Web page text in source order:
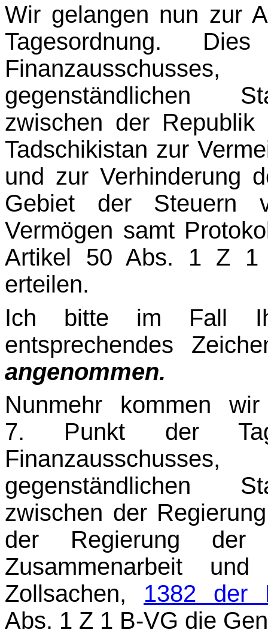
Wir gelangen nun zur
Tagesordnung.
gegenständlichen
zwischen der
Tadschikistan zur
und zur Verhinderung
Gebiet der Steuern
Vermögen samt
Artikel 50 Abs. 1 Z 1
erteilen.
Ich bitte im Fall
entsprechendes
angenommen.
Nunmehr kommen
7. Punkt der
gegenständlichen
zwischen der
der Regierung der
Zusammenarbeit
Zollsachen, 1382 der
Abs. 1 Z 1 B-VG die